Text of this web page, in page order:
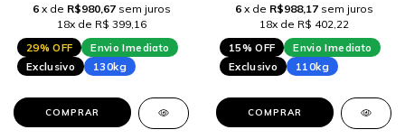
6 x de R$980,67 sem juros
18x de R$ 399,16
29% OFF
Envio Imediato
Exclusivo
130kg
COMPRAR
6 x de R$988,17 sem juros
18x de R$ 402,22
15% OFF
Envio Imediato
Exclusivo
110kg
COMPRAR